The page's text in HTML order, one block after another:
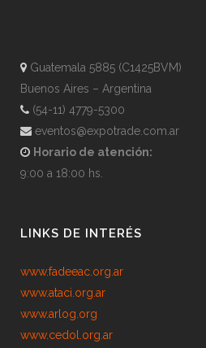
Guatemala 5885 (C1425BVM)
Buenos Aires – Argentina
(54-11) 4779-5300
eventos@expotrade.com.ar
Horario de atención:
9:00 a 18:00 hs.
LINKS DE INTERÉS
www.fadeeac.org.ar
www.ataci.org.ar
www.arlog.org
www.cedol.org.ar